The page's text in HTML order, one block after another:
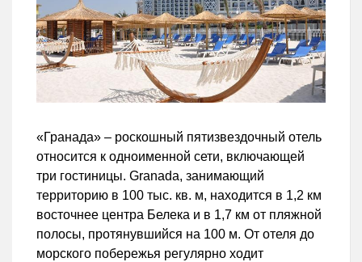
«Гранада» – роскошный пятизвездочный отель
относится к одноименной сети, включающей
три гостиницы. Granada, занимающий
территорию в 100 тыс. кв. м, находится в 1,2 км
восточнее центра Белека и в 1,7 км от пляжной
полосы, протянувшийся на 100 м. От отеля до
морского побережья регулярно ходит